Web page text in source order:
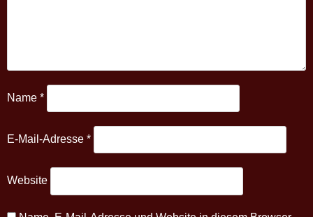
Name *
E-Mail-Adresse *
Website